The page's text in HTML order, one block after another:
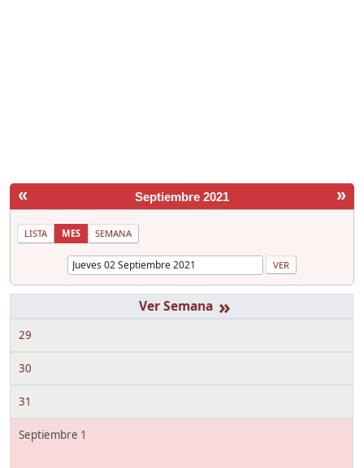
« »
Septiembre 2021
LISTA MES SEMANA
»
29
30
31
Septiembre 1